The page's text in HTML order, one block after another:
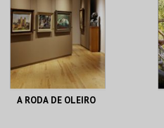
MAIS INFO
COMPRAR
A RODA DE OLEIRO